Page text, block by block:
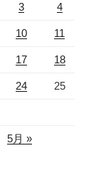
3 4
10 11
17 18
24 25
5月 »